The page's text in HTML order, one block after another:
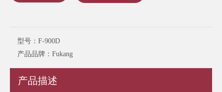
型号： F-900D
产品品牌： Fukang
产品描述